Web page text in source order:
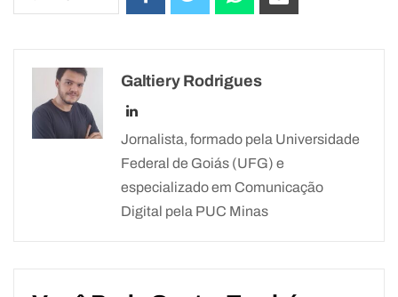
Galtiery Rodrigues
Jornalista, formado pela Universidade
Federal de Goiás (UFG) e
especializado em Comunicação
Digital pela PUC Minas